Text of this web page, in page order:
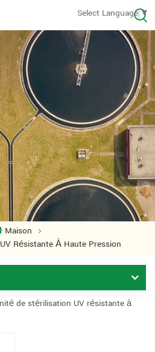
Select Language▼
Maison
Résistante À Haute Pression
de stérilisation UV résistante à